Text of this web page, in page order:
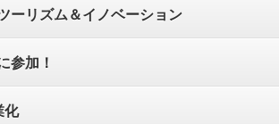
ーリズム＆イノベーション
参加！
化